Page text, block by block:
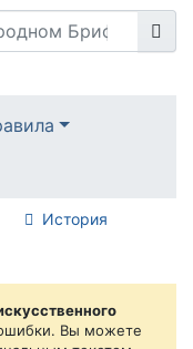
История
Вы можете